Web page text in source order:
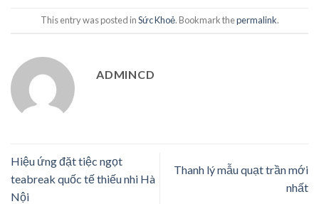
This entry was posted inSức Khoẻ. Bookmark thepermalink.
ADMINCD
Hiệu ứng đặt tiệc ngọt
teabreak quốc tế thiếu nhi Hà
Nội
Thanh lý mẫu quạt trần mới
nhất